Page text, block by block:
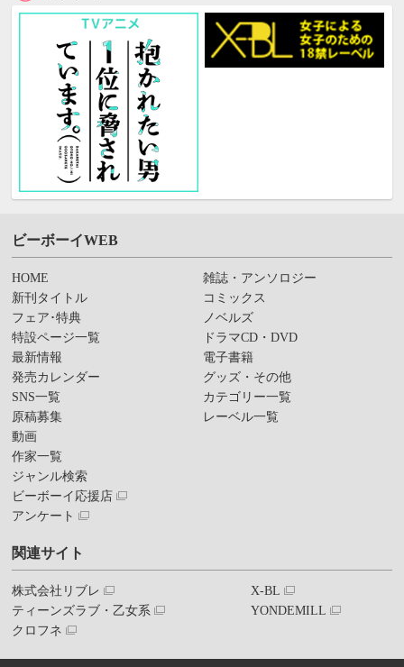
ビーボーイWEB
HOME
新刊タイトル
フェア･特典
特設ページ一覧
最新情報
発売カレンダー
SNS一覧
原稿募集
動画
作家一覧
ジャンル検索
ビーボーイ応援店
アンケート
雑誌・アンソロジー
コミックス
ノベルズ
ドラマCD・DVD
電子書籍
グッズ・その他
カテゴリー一覧
レーベル一覧
関連サイト
株式会社リブレ
ティーンズラブ・乙女系
クロフネ
X-BL
YONDEMILL